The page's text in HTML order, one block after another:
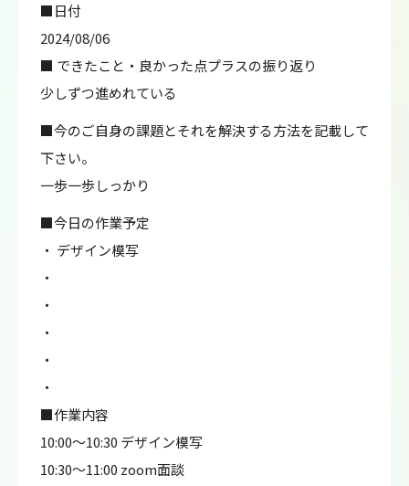
■日付
2024/08/06
■ できたこと・良かった点プラスの振り返り
少しずつ進めれている
■今のご自身の課題とそれを解決する方法を記載して
下さい。
一歩一歩しっかり
■今日の作業予定
・ デザイン模写
・
・
・
・
・
■作業内容
10:00～10:30 デザイン模写
10:30～11:00 zoom面談